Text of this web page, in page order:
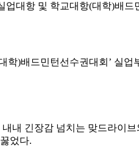
업대항 및 학교대항(대학)배드
학)배드민턴선수권대회 ’ 실업
내내 긴장감 넘치는 맞드라이
었다.